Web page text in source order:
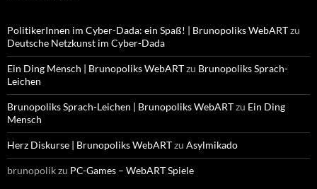
PolitikerInnen im Cyber-Dada: ein Spaß! | Brunopoliks WebARTzu
Deutsche Netzkunst im Cyber-Dada
Ein Ding Mensch | Brunopoliks WebARTzu Brunopoliks Sprach-
Leichen
Brunopoliks Sprach-Leichen | Brunopoliks WebARTzu Ein Ding
Mensch
Herz Diskurse | Brunopoliks WebARTzu Asylmikado
brunopolikzu PC-Games – WebART Spiele